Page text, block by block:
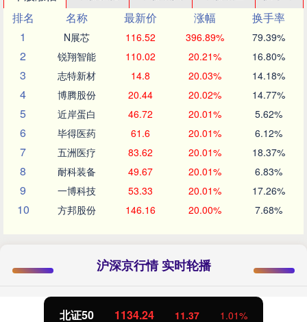
排名
名称 最新价 涨幅
换手率
1
N展芯 116.52 396.89% 79.39%
2 锐翔智能 110.02 20.21% 16.80%
3 志特新材 14.8 20.03% 14.18%
4 博腾股份 20.44 20.02% 14.77%
5 近岸蛋白 46.72 20.01% 5.62%
6 毕得医药 61.6 20.01% 6.12%
7 五洲医疗 83.62 20.01% 18.37%
8 耐科装备 49.67 20.01% 6.83%
9 一博科技 53.33 20.01% 17.26%
10 方邦股份 146.16 20.00% 7.68%
沪深京行情 实时轮播
北证50 1134.24 11.37 1.01%